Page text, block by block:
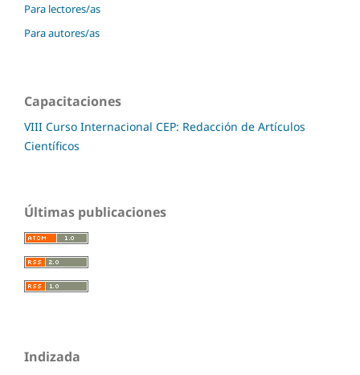
Para lectores/as
Para autores/as
Capacitaciones
VIII Curso Internacional CEP: Redacción de Artículos
Científicos
Últimas publicaciones
Indizada